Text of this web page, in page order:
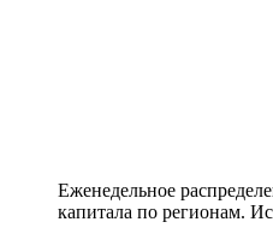
Еженедельное
капитала по регионам.